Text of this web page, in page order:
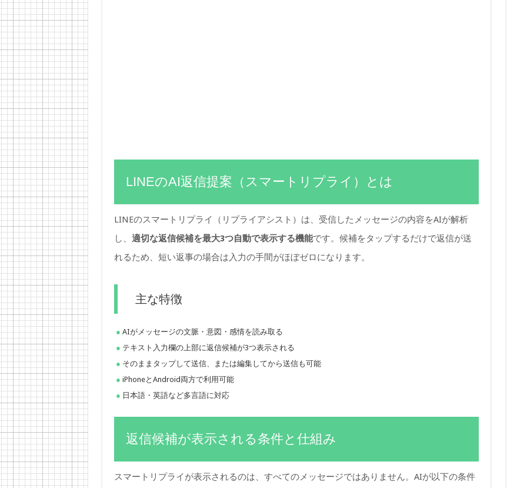
LINEのAI返信提案（スマートリプライ）とは
LINEのスマートリプライ（リプライアシスト）は、受信したメッセージの内容をAIが解析
し、 適切な返信候補を最大3つ自動で表示する機能です。候補をタップするだけで返信が送
れるため、短い返事の場合は入力の手間がほぼゼロになります。
主な特徴
AIがメッセージの文脈・意図・感情を読み取る
テキスト入力欄の上部に返信候補が3つ表示される
そのままタップして送信、または編集してから送信も可能
iPhoneとAndroid両方で利用可能
日本語・英語など多言語に対応
返信候補が表示される条件と仕組み
スマートリプライが表示されるのは、すべてのメッセージではありません。AIが以下の条件